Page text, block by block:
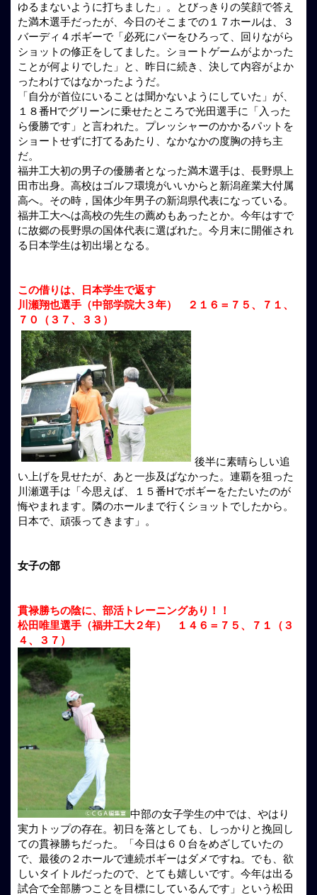
ゆるまないように打ちました」。とびっきりの笑顔で答え
た満木選手だったが、今日のそこまでの１７ホールは、３
バーディ４ボギーで「必死にパーをひろって、回りながら
ショットの修正をしてました。ショートゲームがよかった
ことが何よりでした」と、昨日に続き、決して内容がよか
ったわけではなかったようだ。
「自分が首位にいることは聞かないようにしていた」が、
１８番Hでグリーンに乗せたところで光田選手に「入った
ら優勝です」と言われた。プレッシャーのかかるパットを
ショートせずに打てるあたり、なかなかの度胸の持ち主
だ。
福井工大初の男子の優勝者となった満木選手は、長野県上
田市出身。高校はゴルフ環境がいいからと新潟産業大付属
高へ。その時，国体少年男子の新潟県代表になっている。
福井工大へは高校の先生の薦めもあったとか。今年はすで
に故郷の長野県の国体代表に選ばれた。今月末に開催され
る日本学生は初出場となる。
この借りは、日本学生で返す
川瀬翔也選手（中部学院大３年） ２１６＝７５、７１、
７０（３７、３３）
後半に素晴らしい追
い上げを見せたが、あと一歩及ばなかった。連覇を狙った
川瀬選手は「今思えば、１５番Hでボギーをたたいたのが
悔やまれます。隣のホールまで行くショットでしたから。
日本で、頑張ってきます」。
女子の部
貫禄勝ちの陰に、部活トレーニングあり！！
松田唯里選手（福井工大２年） １４６＝７５、７１（３
４、３７）
中部の女子学生の中では、やはり
実力トップの存在。初日を落としても、しっかりと挽回し
ての貫禄勝ちだった。「今日は６０台をめざしていたの
で、最後の２ホールで連続ボギーはダメですね。でも、欲
しいタイトルだったので、とても嬉しいです。今年は出る
試合で全部勝つことを目標にしているんです」という松田